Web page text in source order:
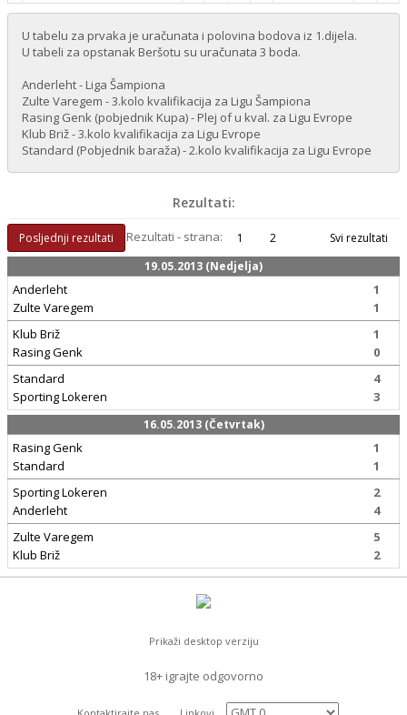
U tabelu za prvaka je uračunata i polovina bodova iz 1.dijela.
U tabeli za opstanak Beršotu su uračunata 3 boda.
Anderleht - Liga Šampiona
Zulte Varegem - 3.kolo kvalifikacija za Ligu Šampiona
Rasing Genk (pobjednik Kupa) - Plej of u kval. za Ligu Evrope
Klub Briž - 3.kolo kvalifikacija za Ligu Evrope
Standard (Pobjednik baraža) - 2.kolo kvalifikacija za Ligu Evrope
Rezultati:
Posljednji rezultati Rezultati - strana: 1 2
Svi rezultati
19.05.2013 (Nedjelja)
Anderleht
Zulte Varegem
1
1
Klub Briž
Rasing Genk
1
0
Standard
Sporting Lokeren
4
3
16.05.2013 (Četvrtak)
Rasing Genk
Standard
1
1
Sporting Lokeren
Anderleht
2
4
Zulte Varegem
Klub Briž
5
2
Prikaži desktop verziju
18+ igrajte odgovorno